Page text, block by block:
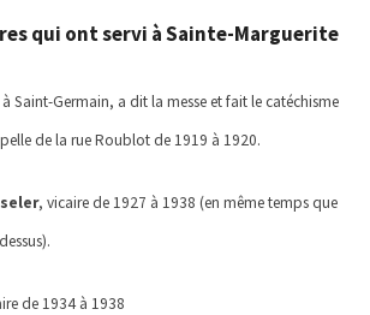
qui ont servi à Sainte-Marguerite
Saint-Germain, a dit la messe et fait le catéchisme
de la rue Roublot de 1919 à 1920.
, vicaire de 1927 à 1938 (en même temps que
.
de 1934 à 1938